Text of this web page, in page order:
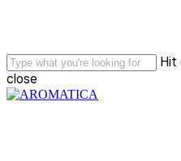
content
Hit
close
Close